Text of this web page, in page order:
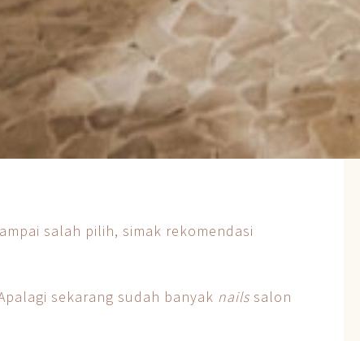
salah pilih, simak rekomendasi
sekarang sudah banyak nails salon